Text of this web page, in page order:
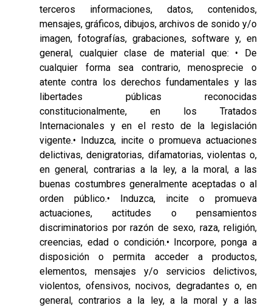
terceros informaciones, datos, contenidos,
mensajes, gráficos, dibujos, archivos de sonido y/o
imagen, fotografías, grabaciones, software y, en
general, cualquier clase de material que: • De
cualquier forma sea contrario, menosprecie o
atente contra los derechos fundamentales y las
libertades públicas reconocidas
constitucionalmente, en los Tratados
Internacionales y en el resto de la legislación
vigente.• Induzca, incite o promueva actuaciones
delictivas, denigratorias, difamatorias, violentas o,
en general, contrarias a la ley, a la moral, a las
buenas costumbres generalmente aceptadas o al
orden público.• Induzca, incite o promueva
actuaciones, actitudes o pensamientos
discriminatorios por razón de sexo, raza, religión,
creencias, edad o condición.• Incorpore, ponga a
disposición o permita acceder a productos,
elementos, mensajes y/o servicios delictivos,
violentos, ofensivos, nocivos, degradantes o, en
general, contrarios a la ley, a la moral y a las